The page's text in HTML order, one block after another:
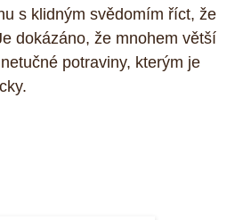
s klidným svědomím říct, že
dokázáno, že mnohem větší
potraviny, kterým je